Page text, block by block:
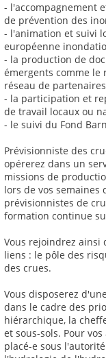
- l'accompagnement
de prévention des
- l'animation et suivi
européenne
- la production de
émergents comme
réseau de partenaires
- la participation et
de travail locaux ou
- le suivi du Fond
Prévisionniste des
opérerez dans un
missions de
lors de vos
prévisionnistes de
formation continue
Vous rejoindrez ainsi
liens : le pôle des
des crues.
Vous disposerez
dans le cadre des
hiérarchique, la
et sous-sols. Pour
placé-e sous